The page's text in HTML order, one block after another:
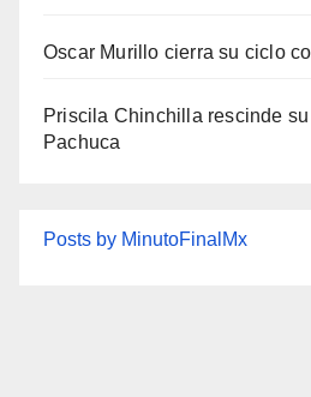
Oscar Murillo cierra su ciclo
Priscila Chinchilla rescinde
Pachuca
Posts by MinutoFinalMx